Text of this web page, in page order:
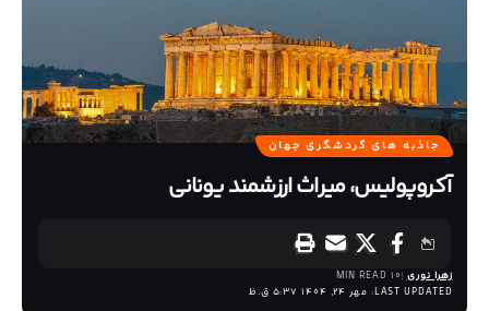
جاذبه های گردشگری جهان
آکروپولیس، میراث ارزشمند یونانی
LAST UPDATED: مهر 24, 1404 5:37 ق.ظ
زهرا نوری 10 MIN READ